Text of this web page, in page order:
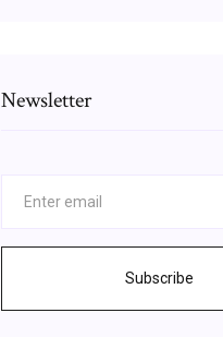
Newsletter
Subscribe